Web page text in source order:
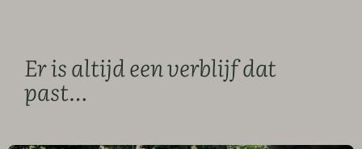
Er is altijd een verblijf dat
past…